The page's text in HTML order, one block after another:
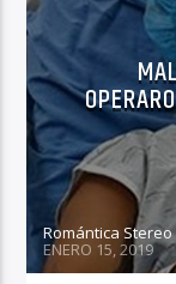
Romántica Stereo
ENERO 15, 2019